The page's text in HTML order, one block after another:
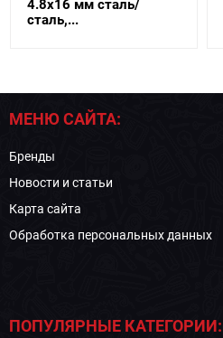
4.8х16 мм сталь/
сталь,...
МЕНЮ САЙТА:
Бренды
Новости и статьи
Карта сайта
Обработка персональных данных
ПОПУЛЯРНЫЕ КАТЕГОРИИ: